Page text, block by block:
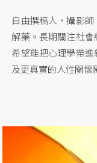
自由撰稿人，攝影
解藥。長期關注社會
希望能把心理學帶
及更真實的人性關懷